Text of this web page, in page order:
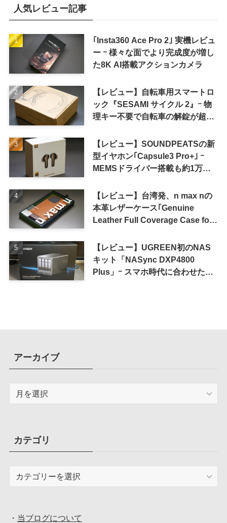
人気レビュー記事
｢Insta360 Ace Pro 2｣ 実機レビュ
ー ｰ 様々な面でより完成度が増し
た8K AI搭載アクションカメラ
【レビュー】自転車用スマートロ
ック『SESAMI サイクル 2』ｰ 物
理キー不要で自転車の解錠が超簡
【レビュー】SOUNDPEATSの新
型イヤホン｢Capsule3 Pro+｣ ｰ
MEMSドライバー搭載も約1万円
【レビュー】台湾発、n max nの
本革レザーケース｢Genuine
Leather Full Coverage Case for
【レビュー】UGREEN初のNAS
キット「NASync DXP4800
Plus」ｰ スマホ時代に合わせた設
アーカイブ
ブカテゴリ
・ 当ブログについて